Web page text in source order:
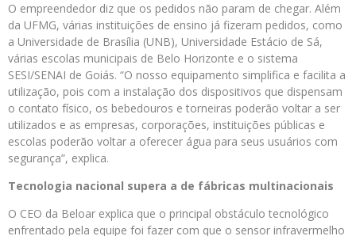
O empreendedor diz que os pedidos não param de chegar. Além
da UFMG, várias instituições de ensino já fizeram pedidos, como
a Universidade de Brasília (UNB), Universidade Estácio de Sá,
várias escolas municipais de Belo Horizonte e o sistema
SESI/SENAI de Goiás. “O nosso equipamento simplifica e facilita a
utilização, pois com a instalação dos dispositivos que dispensam
o contato físico, os bebedouros e torneiras poderão voltar a ser
utilizados e as empresas, corporações, instituições públicas e
escolas poderão voltar a oferecer água para seus usuários com
segurança”, explica.
Tecnologia nacional supera a de fábricas multinacionais
O CEO da Beloar explica que o principal obstáculo tecnológico
enfrentado pela equipe foi fazer com que o sensor infravermelho